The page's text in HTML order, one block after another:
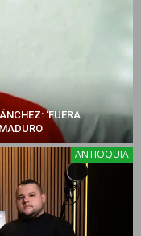
‘FUERA
ANTIOQUIA